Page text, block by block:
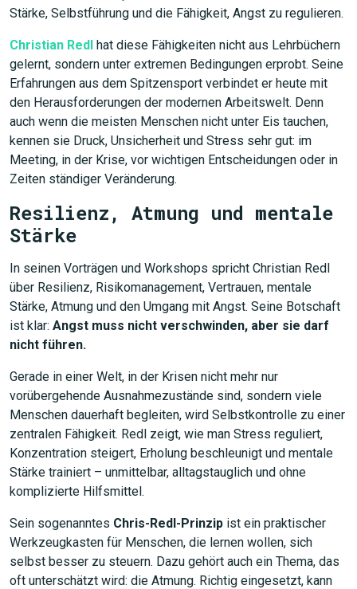
Stärke, Selbstführung und die Fähigkeit, Angst zu regulieren.
Christian Redl hat diese Fähigkeiten nicht aus Lehrbüchern
gelernt, sondern unter extremen Bedingungen erprobt. Seine
Erfahrungen aus dem Spitzensport verbindet er heute mit
den Herausforderungen der modernen Arbeitswelt. Denn
auch wenn die meisten Menschen nicht unter Eis tauchen,
kennen sie Druck, Unsicherheit und Stress sehr gut: im
Meeting, in der Krise, vor wichtigen Entscheidungen oder in
Zeiten ständiger Veränderung.
Resilienz, Atmung und mentale
Stärke
In seinen Vorträgen und Workshops spricht Christian Redl
über Resilienz, Risikomanagement, Vertrauen, mentale
Stärke, Atmung und den Umgang mit Angst. Seine Botschaft
ist klar: Angst muss nicht verschwinden, aber sie darf
nicht führen.
Gerade in einer Welt, in der Krisen nicht mehr nur
vorübergehende Ausnahmezustände sind, sondern viele
Menschen dauerhaft begleiten, wird Selbstkontrolle zu einer
zentralen Fähigkeit. Redl zeigt, wie man Stress reguliert,
Konzentration steigert, Erholung beschleunigt und mentale
Stärke trainiert – unmittelbar, alltagstauglich und ohne
komplizierte Hilfsmittel.
Sein sogenanntes Chris-Redl-Prinzip ist ein praktischer
Werkzeugkasten für Menschen, die lernen wollen, sich
selbst besser zu steuern. Dazu gehört auch ein Thema, das
oft unterschätzt wird: die Atmung. Richtig eingesetzt, kann